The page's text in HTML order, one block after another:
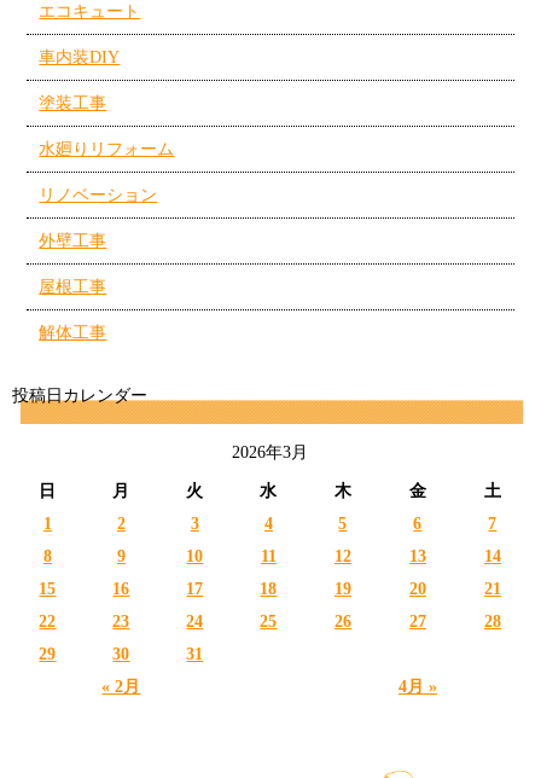
エコキュート
車内装DIY
塗装工事
水廻りリフォーム
リノベーション
外壁工事
屋根工事
解体工事
投稿日カレンダー
2026年3月
日 月 火 水 木 金 土
« 2月 4月 »
1 2 3 4 5 6
7
8
9 10 11 12 13
14
15
16 17 18 19 20
21
22
23 24 25 26 27
28
29
30 31